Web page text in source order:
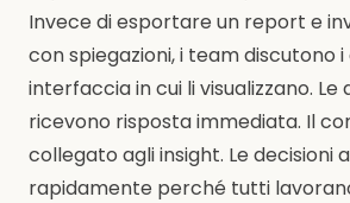
Invece di esportare un report e
con spiegazioni, i team discutono
interfaccia in cui li visualizzano. Le
ricevono risposta immediata. Il
collegato agli insight. Le decisioni
rapidamente perché tutti